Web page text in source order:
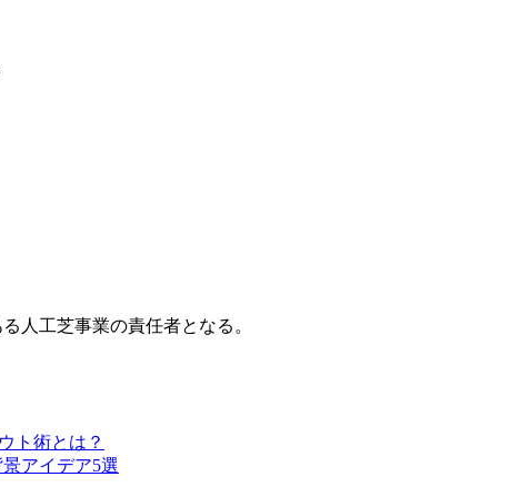
人工芝事業の責任者となる。
ト術とは？
アイデア5選